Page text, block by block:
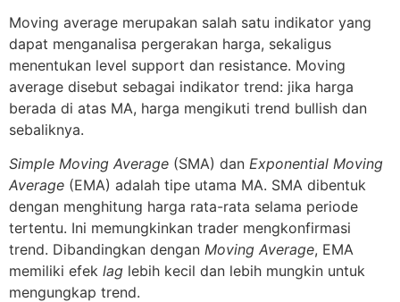
Moving average merupakan salah satu indikator yang
dapat menganalisa pergerakan harga, sekaligus
menentukan level support dan resistance. Moving
average disebut sebagai indikator trend: jika harga
berada di atas MA, harga mengikuti trend bullish dan
sebaliknya.
Simple Moving Average (SMA) dan Exponential Moving
Average (EMA) adalah tipe utama MA. SMA dibentuk
dengan menghitung harga rata-rata selama periode
tertentu. Ini memungkinkan trader mengkonfirmasi
trend. Dibandingkan dengan Moving Average, EMA
memiliki efek lag lebih kecil dan lebih mungkin untuk
mengungkap trend.